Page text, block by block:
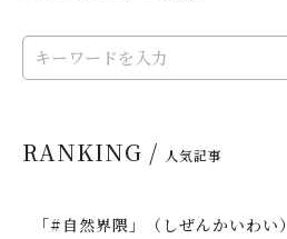
RANKING / 人気記事
「#自然界隈」（しぜんかいわい